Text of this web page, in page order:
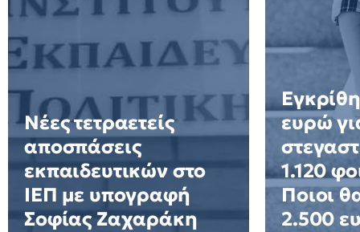
Νέες τετραετείς
αποσπάσεις
εκπαιδευτικών στο
ΙΕΠ με υπογραφή
Σοφίας Ζαχαράκη
ευρώ
1.120
Ποιοι
2.500